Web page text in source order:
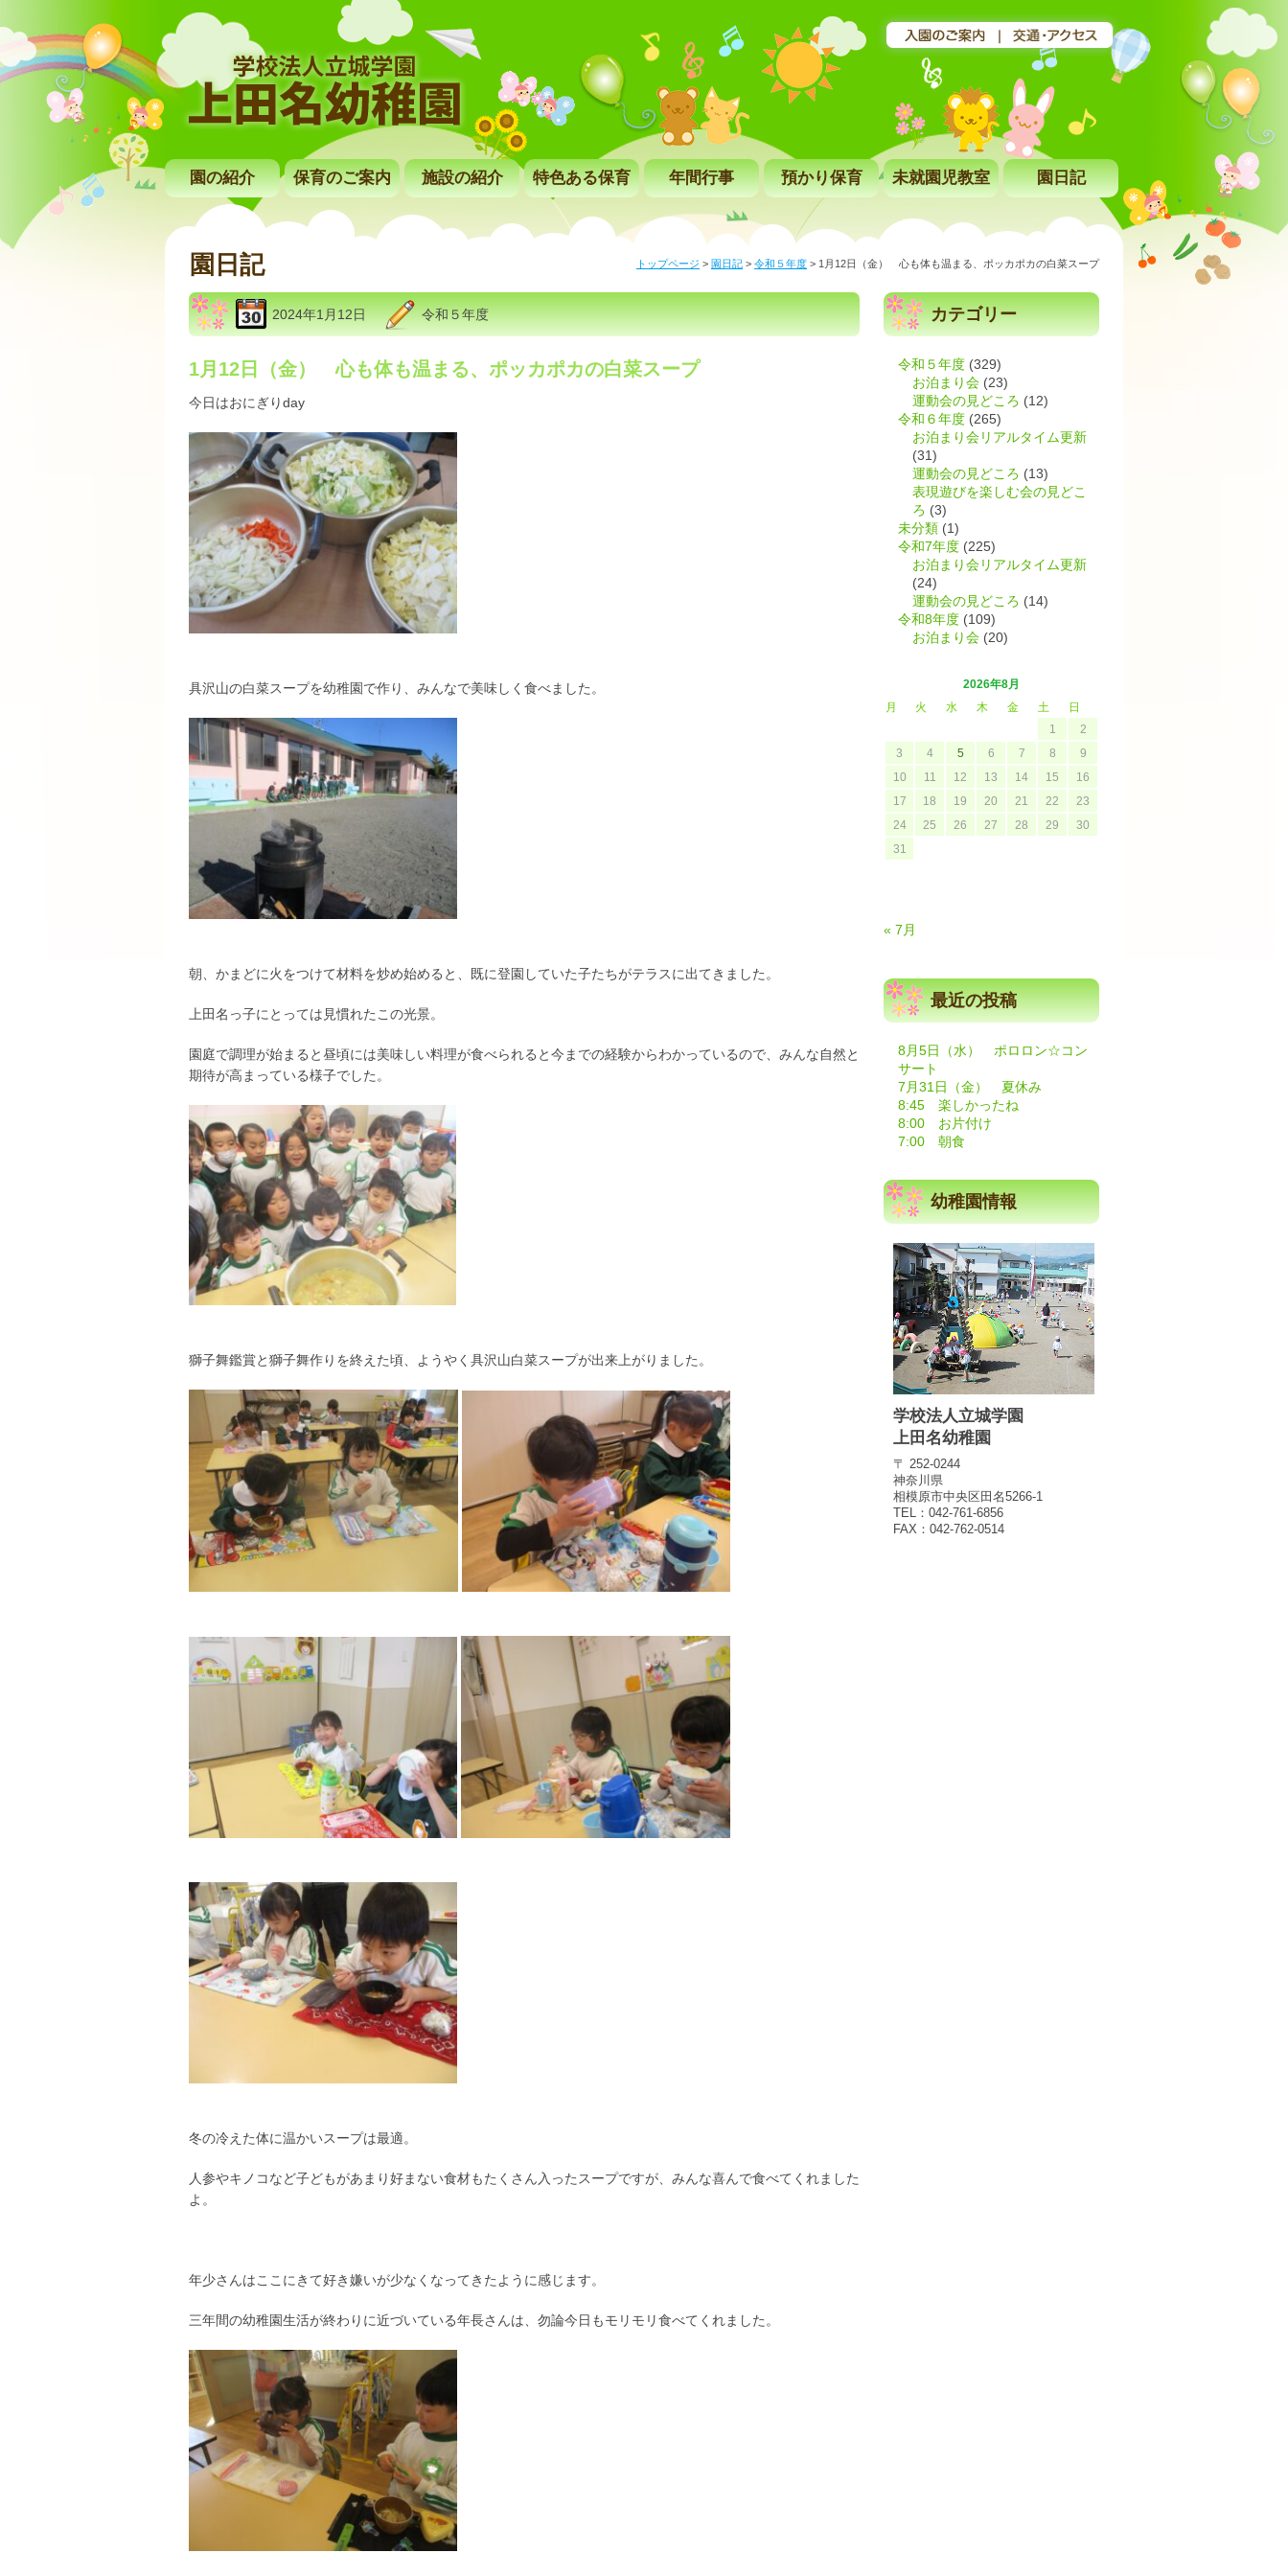
園の紹介 保育のご案内 施設の紹介 特色ある保育 年間行事 預かり保育 未就園児教室 園日記
園日記 トップページ > 園日記 > 令和５年度 > 1月12日（金） 心も体も温まる、ポッカポカの白菜スープ
2024年1月12日 令和５年度
1月12日（金） 心も体も温まる、ポッカポカの白菜スープ
今日はおにぎりday
具沢山の白菜スープを幼稚園で作り、みんなで美味しく食べました。
朝、かまどに火をつけて材料を炒め始めると、既に登園していた子たちがテラスに出てきました。
上田名っ子にとっては見慣れたこの光景。
園庭で調理が始まると昼頃には美味しい料理が食べられると今までの経験からわかっているので、みんな自然と
期待が高まっている様子でした。
獅子舞鑑賞と獅子舞作りを終えた頃、ようやく具沢山白菜スープが出来上がりました。
冬の冷えた体に温かいスープは最適。
人参やキノコなど子どもがあまり好まない食材もたくさん入ったスープですが、みんな喜んで食べてくれました
よ。
年少さんはここにきて好き嫌いが少なくなってきたように感じます。
三年間の幼稚園生活が終わりに近づいている年長さんは、勿論今日もモリモリ食べてくれました。
カテゴリー
令和５年度 (329)
お泊まり会 (23)
運動会の見どころ (12)
令和６年度 (265)
お泊まり会リアルタイム更新
(31)
運動会の見どころ (13)
表現遊びを楽しむ会の見どこ
ろ (3)
未分類 (1)
令和7年度 (225)
お泊まり会リアルタイム更新
(24)
運動会の見どころ (14)
令和8年度 (109)
お泊まり会 (20)
2026年8月
月
火 水 木 金 土
日
1
2
3
4 5 6 7 8
9
10
11 12 13 14 15
16
17
18 19 20 21 22
23
24
25 26 27 28 29
30
31
« 7月
最近の投稿
8月5日（水） ポロロン☆コン
サート
7月31日（金） 夏休み
8:45 楽しかったね
8:00 お片付け
7:00 朝食
幼稚園情報
学校法人立城学園
上田名幼稚園
〒 252-0244
神奈川県
相模原市中央区田名5266-1
TEL：042-761-6856
FAX：042-762-0514